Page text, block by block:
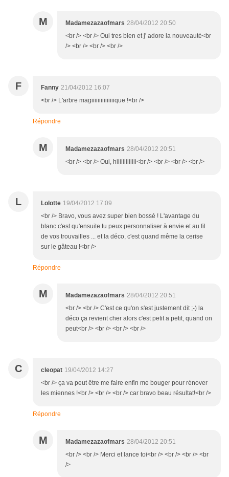
M Madamezazaofmars 28/04/2012 20:50
<br /> <br /> Oui tres bien et j' adore la nouveauté<br
/> <br /> <br /> <br />
F Fanny 21/04/2012 16:07
<br /> L'arbre magiiiiiiiiiiiiiiique !<br />
Répondre
M Madamezazaofmars 28/04/2012 20:51
<br /> <br /> Oui, hiiiiiiiiiiiii<br /> <br /> <br /> <br />
L Lolotte 19/04/2012 17:09
<br /> Bravo, vous avez super bien bossé ! L'avantage du
blanc c'est qu'ensuite tu peux personnaliser à envie et au fil
de vos trouvailles ... et la déco, c'est quand même la cerise
sur le gâteau !<br />
Répondre
M Madamezazaofmars 28/04/2012 20:51
<br /> <br /> C'est ce qu'on s'est justement dit ;-) la
déco ça revient cher alors c'est petit a petit, quand on
peut<br /> <br /> <br /> <br />
C cleopat 19/04/2012 14:27
<br /> ça va peut être me faire enfin me bouger pour rénover
les miennes !<br /> <br /> <br /> car bravo beau résultat!<br />
Répondre
M Madamezazaofmars 28/04/2012 20:51
<br /> <br /> Merci et lance toi<br /> <br /> <br /> <br
/>